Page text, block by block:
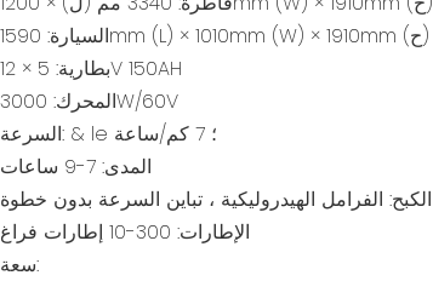
السيارة: 1590mm (L) × 1010mm (W) × 1910mm (ح)
بطارية: 5 × 12V 150AH
المحرك: 3000W/60V
السرعة: & le ؛ 7 كم/ساعة
المدى: 7-9 ساعات
الكبح: الفرامل الهيدروليكية ، تباين السرعة بدون خطوة
الإطارات: 300-10 إطارات فراغ
سعة: